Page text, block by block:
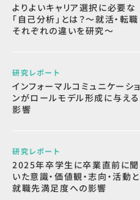
よりよいキャリア選択に必要な
「自己分析」とは？～就活・転職
それぞれの違いを研究～
研究レポート
インフォーマルコミュニケーショ
ンがロールモデル形成に与える
影響
研究レポート
2025年卒学生に卒業直前に聞
いた意識・価値観・志向・活動と
就職先満足度への影響